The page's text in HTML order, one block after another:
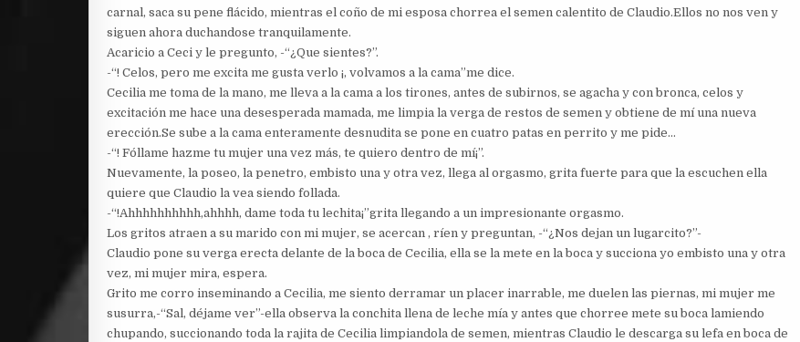
carnal, saca su pene flácido, mientras el coño de mi esposa chorrea el semen calentito de Claudio.Ellos no nos ven y
siguen ahora duchandose tranquilamente.
Acaricio a Ceci y le pregunto, -“¿Que sientes?”.
-“! Celos, pero me excita me gusta verlo ¡, volvamos a la cama”me dice.
Cecilia me toma de la mano, me lleva a la cama a los tirones, antes de subirnos, se agacha y con bronca, celos y
excitación me hace una desesperada mamada, me limpia la verga de restos de semen y obtiene de mí una nueva
erección.Se sube a la cama enteramente desnudita se pone en cuatro patas en perrito y me pide…
-“! Fóllame hazme tu mujer una vez más, te quiero dentro de mí¡”.
Nuevamente, la poseo, la penetro, embisto una y otra vez, llega al orgasmo, grita fuerte para que la escuchen ella
quiere que Claudio la vea siendo follada.
-“!Ahhhhhhhhhh,ahhhh, dame toda tu lechita¡”grita llegando a un impresionante orgasmo.
Los gritos atraen a su marido con mi mujer, se acercan , ríen y preguntan, -“¿Nos dejan un lugarcito?”-
Claudio pone su verga erecta delante de la boca de Cecilia, ella se la mete en la boca y succiona yo embisto una y otra
vez, mi mujer mira, espera.
Grito me corro inseminando a Cecilia, me siento derramar un placer inarrable, me duelen las piernas, mi mujer me
susurra,-“Sal, déjame ver”-ella observa la conchita llena de leche mía y antes que chorree mete su boca lamiendo
chupando, succionando toda la rajita de Cecilia limpiandola de semen, mientras Claudio le descarga su lefa en boca de